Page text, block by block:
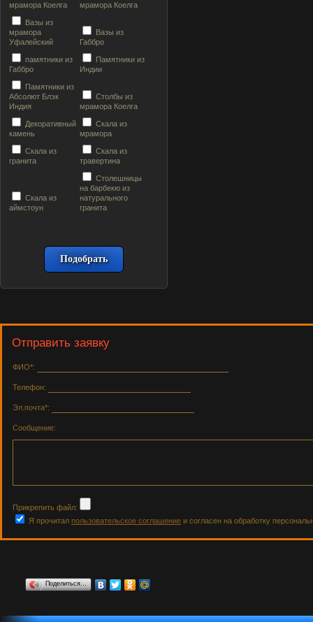
мрамора Коелга
мрамора Коелга
Вазы из
мрамора
Уфалейский
Вазы из
Габбро
памятники из
Габбро
Памятники из
Индии
Памятники из
Абсолют Блэк
Индия
Столбы из
мрамора Коелга
Декоративный
камень
Скала из
мрамора
Скала из
гранита
Скала из
травертина
Скала из
аймстоун
Столешницы
на барбекю из
натурального
гранита
Отправить заявку
ФИО*:
Телефон:
Эл.почта*:
Сообщение:
Прикрепить файл:
Я прочитал пользовательское соглашение и согласен на обработку
Поделиться…